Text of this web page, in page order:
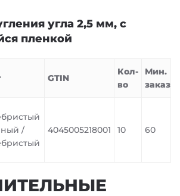
угла 2,5 мм, с
пленкой
GTIN
Кол-
во
Мин.
заказ
/
4045005218001 10 60